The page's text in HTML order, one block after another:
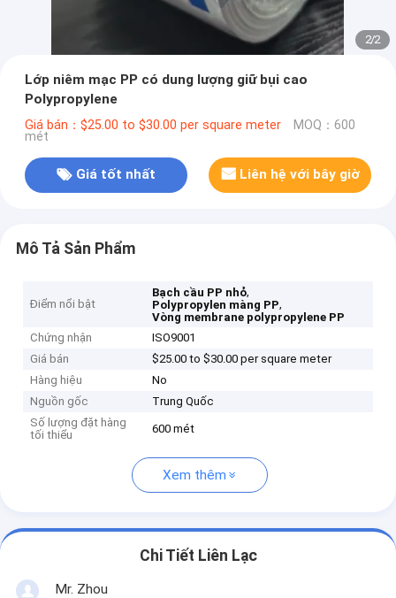
2/2
Lớp niêm mạc PP có dung lượng giữ bụi cao
Polypropylene
Giá bán：$25.00 to $30.00 per square meter MOQ：600
mét
Giá tốt nhất Liên hệ với bây giờ
Mô Tả Sản Phẩm
Điểm nổi bật
Bạch cầu PP nhỏ,
Polypropylen màng PP,
Vòng membrane polypropylene PP
Chứng nhận
ISO9001
Giá bán
$25.00 to $30.00 per square meter
Hàng hiệu
No
Nguồn gốc
Trung Quốc
Số lượng đặt hàng
tối thiểu
600 mét
Xem thêm
Chi Tiết Liên Lạc
Mr. Zhou